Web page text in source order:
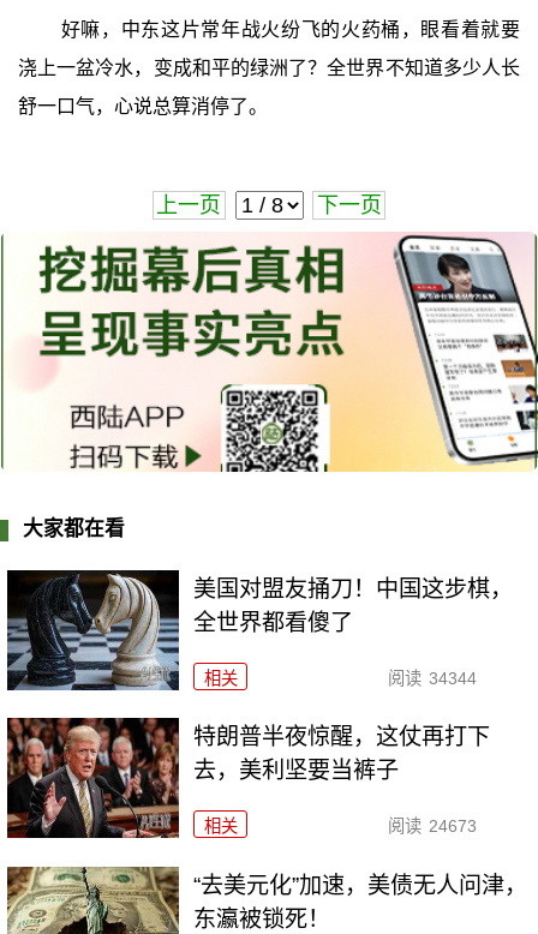
好嘛，中东这片常年战火纷飞的火药桶，眼看着就要
浇上一盆冷水，变成和平的绿洲了？全世界不知道多少人长
舒一口气，心说总算消停了。
上一页 下一页
大家都在看
美国对盟友捅刀！中国这步棋，
全世界都看傻了
相关 阅读 34344
特朗普半夜惊醒，这仗再打下
去，美利坚要当裤子
相关 阅读 24673
“去美元化”加速，美债无人问津，
东瀛被锁死！